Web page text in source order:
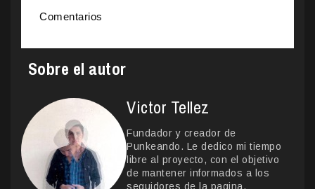
Comentarios
Sobre el autor
Victor Tellez
Fundador y creador de
Punkeando. Le dedico mi tiempo
libre al proyecto, con el objetivo
de mantener informados a los
seguidores de la pagina.